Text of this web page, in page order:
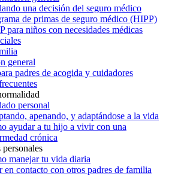
una decisión del seguro médico
de primas de seguro médico (HIPP)
para niños con necesidades médicas
general
padres de acogida y cuidadores
personal
apenando, y adaptándose a la vida
ayudar a tu hijo a vivir con una
crónica
manejar tu vida diaria
en contacto con otros padres de familia